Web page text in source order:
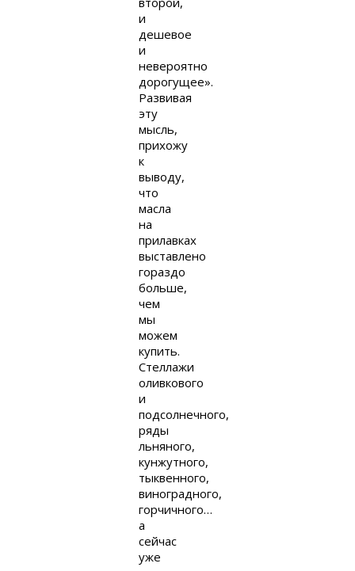
и
дешевое
и
невероятно
дорогущее».
Развивая
эту
мысль,
прихожу
к
выводу,
что
масла
на
прилавках
выставлено
гораздо
больше,
чем
мы
можем
купить.
Стеллажи
оливкового
и
подсолнечного,
ряды
льняного,
кунжутного,
тыквенного,
виноградного,
горчичного…
а
сейчас
уже